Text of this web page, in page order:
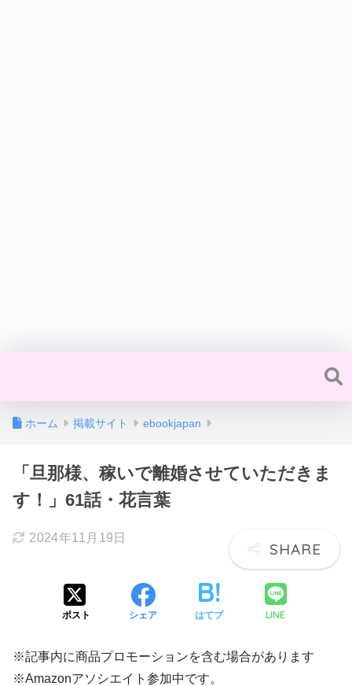
ホーム 掲載サイト ebookjapan
「旦那様、稼いで離婚させていただきま
す！」61話・花言葉
2024年11月19日
ポスト シェア はてブ LINE
※記事内に商品プロモーションを含む場合があります
※Amazonアソシエイト参加中です。